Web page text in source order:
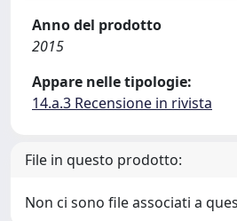
Anno del prodotto
2015
Appare nelle tipologie:
14.a.3 Recensione in rivista
File in questo prodotto:
Non ci sono file associati a